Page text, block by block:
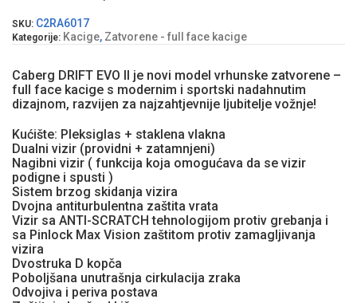
SKU: C2RA6017
Kategorije: Kacige, Zatvorene - full face kacige
Caberg DRIFT EVO II je novi model vrhunske zatvorene –
full face kacige s modernim i sportski nadahnutim
dizajnom, razvijen za najzahtjevnije ljubitelje vožnje!
Kućište: Pleksiglas + staklena vlakna
Dualni vizir (providni + zatamnjeni)
Nagibni vizir ( funkcija koja omogućava da se vizir
podigne i spusti )
Sistem brzog skidanja vizira
Dvojna antiturbulentna zaštita vrata
Vizir sa ANTI-SCRATCH tehnologijom protiv grebanja i
sa Pinlock Max Vision zaštitom protiv zamagljivanja
vizira
Dvostruka D kopča
Poboljšana unutrašnja cirkulacija zraka
Odvojiva i periva postava